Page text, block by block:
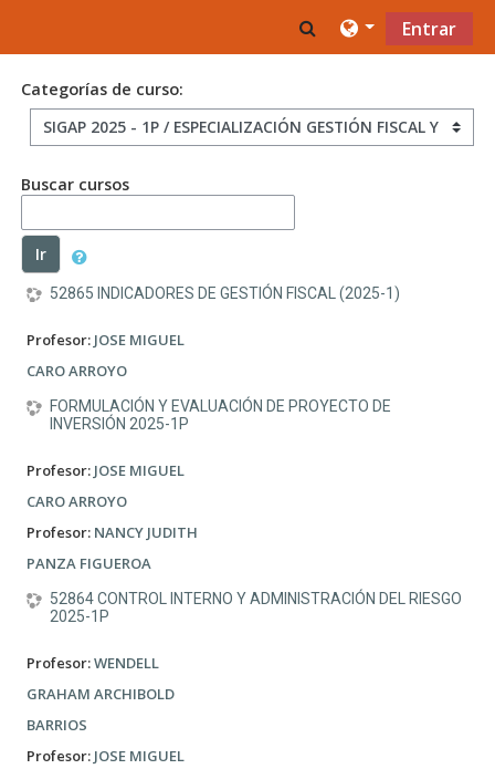
Toggle search
Entrar
Categorías de curso:
Buscar cursos
Ir
52865 INDICADORES DE GESTIÓN FISCAL (2025-1)
Profesor: JOSE MIGUEL
CARO ARROYO
FORMULACIÓN Y EVALUACIÓN DE PROYECTO DE
INVERSIÓN 2025-1P
Profesor: JOSE MIGUEL
CARO ARROYO
Profesor: NANCY JUDITH
PANZA FIGUEROA
52864 CONTROL INTERNO Y ADMINISTRACIÓN DEL RIESGO
2025-1P
Profesor:WENDELL
GRAHAM ARCHIBOLD
BARRIOS
Profesor: JOSE MIGUEL